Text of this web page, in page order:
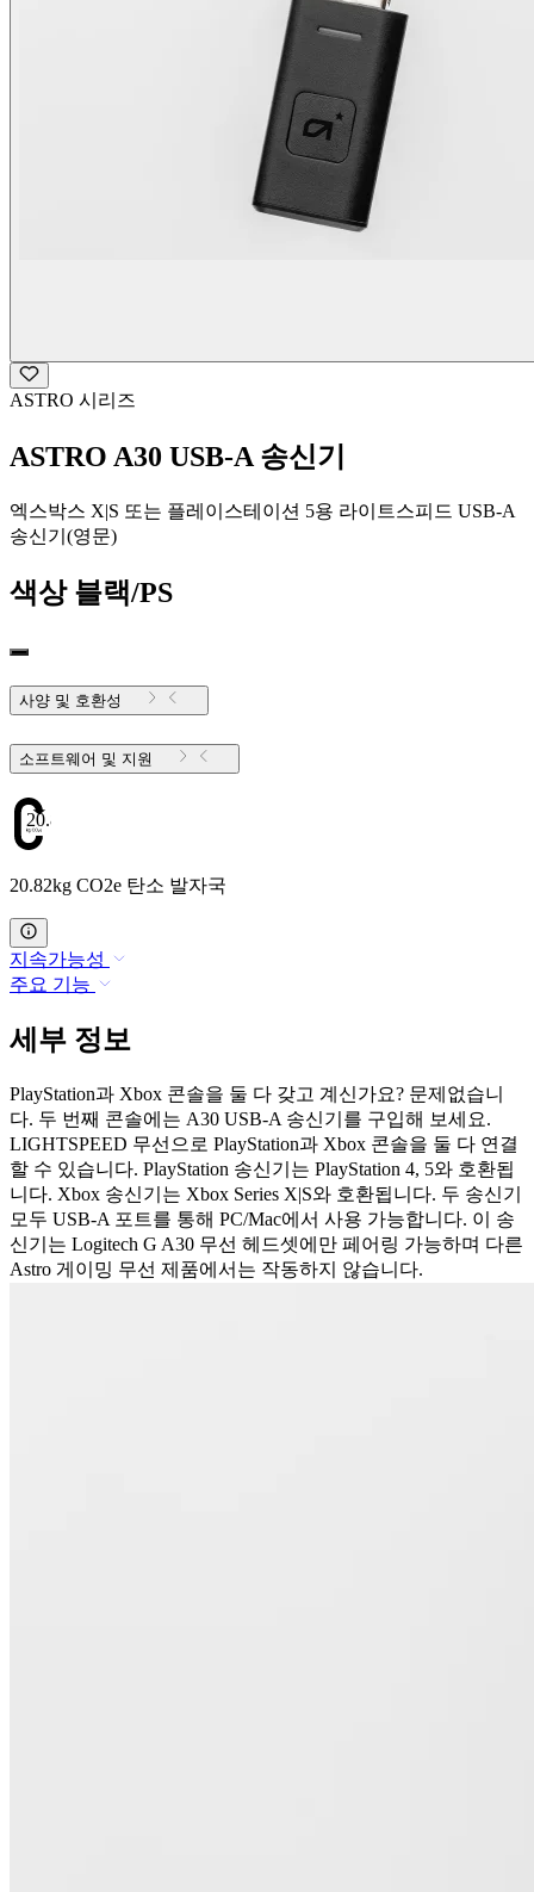
ASTRO 시리즈
ASTRO A30 USB-A 송신기
엑스박스 X|S 또는 플레이스테이션 5용 라이트스피드 USB-A
송신기(영문)
색상 블랙/PS
사양 및 호환성
소프트웨어 및 지원
20.82
20.82kg CO2e 탄소 발자국
지속가능성
주요 기능
세부 정보
PlayStation과 Xbox 콘솔을 둘 다 갖고 계신가요? 문제없습니
다. 두 번째 콘솔에는 A30 USB-A 송신기를 구입해 보세요.
LIGHTSPEED 무선으로 PlayStation과 Xbox 콘솔을 둘 다 연결
할 수 있습니다. PlayStation 송신기는 PlayStation 4, 5와 호환됩
니다. Xbox 송신기는 Xbox Series X|S와 호환됩니다. 두 송신기
모두 USB-A 포트를 통해 PC/Mac에서 사용 가능합니다. 이 송
신기는 Logitech G A30 무선 헤드셋에만 페어링 가능하며 다른
Astro 게이밍 무선 제품에서는 작동하지 않습니다.